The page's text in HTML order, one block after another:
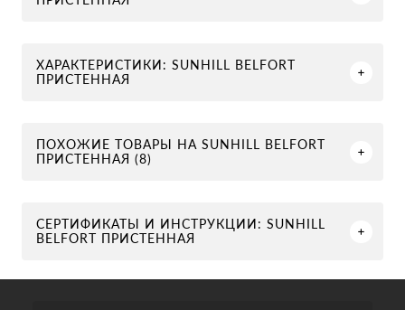
ХАРАКТЕРИСТИКИ: SUNHILL BELFORT
ПРИСТЕННАЯ
ПОХОЖИЕ ТОВАРЫ НА SUNHILL BELFORT
ПРИСТЕННАЯ (8)
СЕРТИФИКАТЫ И ИНСТРУКЦИИ: SUNHILL
BELFORT ПРИСТЕННАЯ